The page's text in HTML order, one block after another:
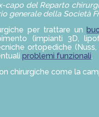
capo del Reparto
generale della Società
per trattare un
(impianti 3D,
ortopediche (Nuss,
problemi funzionali.
chirurgiche come la